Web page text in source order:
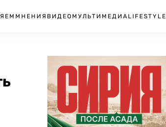
МНЕНИЯ ВИДЕО МУЛЬТИМЕДИА LIFESTYLE